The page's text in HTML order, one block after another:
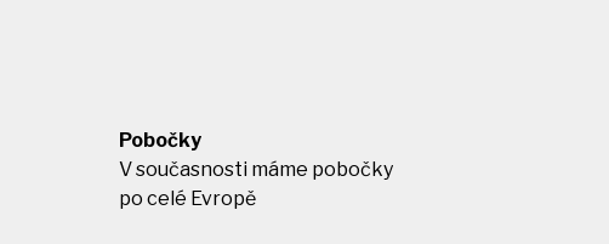
Pobočky
V současnosti máme pobočky
po celé Evropě